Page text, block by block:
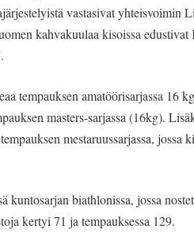
vastasivat yhteisvoimin
kahvakuulaa kisoissa
tempauksen amatöörisarjassa 16
masters-sarjassa (16kg).
mestaruussarjassa, jossa
kuntosarjan biathlonissa, jossa
kertyi 71 ja tempauksessa 129.